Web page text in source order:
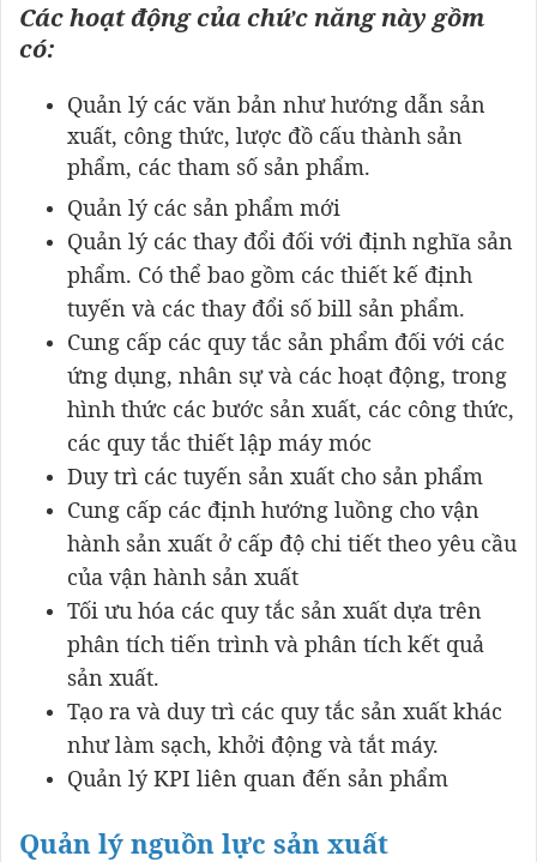
Các hoạt động của chức năng này gồm
có:
Quản lý các văn bản như hướng dẫn sản
xuất, công thức, lược đồ cấu thành sản
phẩm, các tham số sản phẩm.
Quản lý các sản phẩm mới
Quản lý các thay đổi đối với định nghĩa sản
phẩm. Có thể bao gồm các thiết kế định
tuyến và các thay đổi số bill sản phẩm.
Cung cấp các quy tắc sản phẩm đối với các
ứng dụng, nhân sự và các hoạt động, trong
hình thức các bước sản xuất, các công thức,
các quy tắc thiết lập máy móc
Duy trì các tuyến sản xuất cho sản phẩm
Cung cấp các định hướng luồng cho vận
hành sản xuất ở cấp độ chi tiết theo yêu cầu
của vận hành sản xuất
Tối ưu hóa các quy tắc sản xuất dựa trên
phân tích tiến trình và phân tích kết quả
sản xuất.
Tạo ra và duy trì các quy tắc sản xuất khác
như làm sạch, khởi động và tắt máy.
Quản lý KPI liên quan đến sản phẩm
Quản lý nguồn lực sản xuất